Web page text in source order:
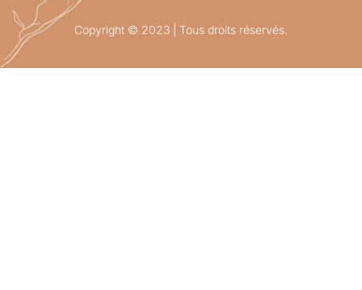
Copyright © 2023 | Tous droits réservés.